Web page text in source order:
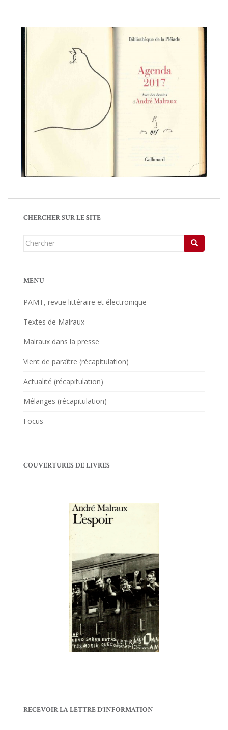
CHERCHER SUR LE SITE
Chercher...
MENU
PAMT, revue littéraire et électronique
Textes de Malraux
Malraux dans la presse
Vient de paraître (récapitulation)
Actualité (récapitulation)
Mélanges (récapitulation)
Focus
COUVERTURES DE LIVRES
RECEVOIR LA LETTRE D’INFORMATION